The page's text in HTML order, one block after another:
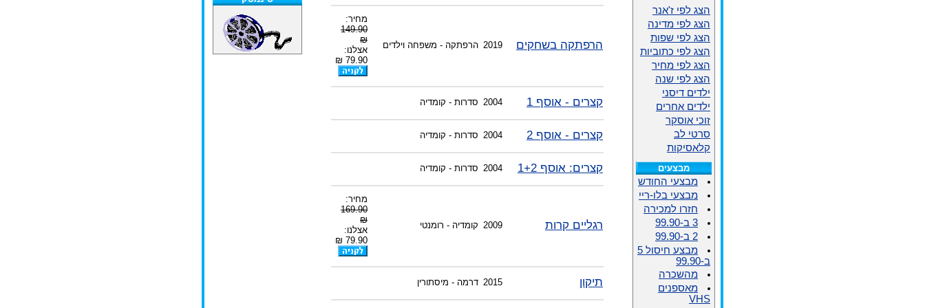
הרפתקה בשחקים 2019 הרפתקה - משפחה וילדים
מחיר:
149.90
₪
אצלנו:
79.90 ₪
קצרים - אוסף 1 2004 סדרות - קומדיה
קצרים - אוסף 2 2004 סדרות - קומדיה
קצרים: אוסף 1+2 2004 סדרות - קומדיה
רגליים קרות 2009 קומדיה - רומנטי
מחיר:
169.90
₪
אצלנו:
79.90 ₪
תיקון 2015 דרמה - מיסתורין
הצג לפי ז'אנר
הצג לפי מדינה
הצג לפי שפות
הצג לפי כתוביות
הצג לפי מחיר
הצג לפי שנה
ילדים דיסני
ילדים אחרים
זוכי אוסקר
סרטי לב
קלאסיקות
מבצעים
מבצעי החודש
מבצעי בלו-ריי
חזרו למכירה
3 ב-99.90
2 ב-99.90
מבצע חיסול 5
ב-99.90
מהשכרה
מאספנים
VHS